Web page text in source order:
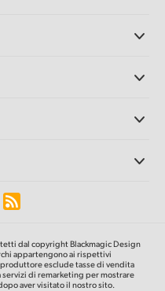
dal copyright Blackmagic Design
appartengono ai rispettivi
esclude tasse di vendita
di remarketing per mostrare
aver visitato il nostro sito.